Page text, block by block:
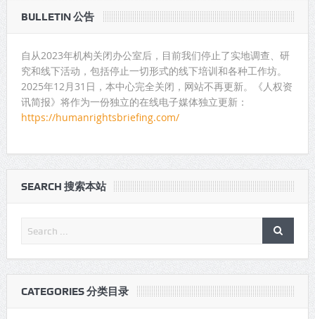
BULLETIN 公告
自从2023年机构关闭办公室后，目前我们停止了实地调查、研
究和线下活动，包括停止一切形式的线下培训和各种工作坊。
2025年12月31日，本中心完全关闭，网站不再更新。《人权资
讯简报》将作为一份独立的在线电子媒体独立更新：
https://humanrightsbriefing.com/
SEARCH 搜索本站
CATEGORIES 分类目录